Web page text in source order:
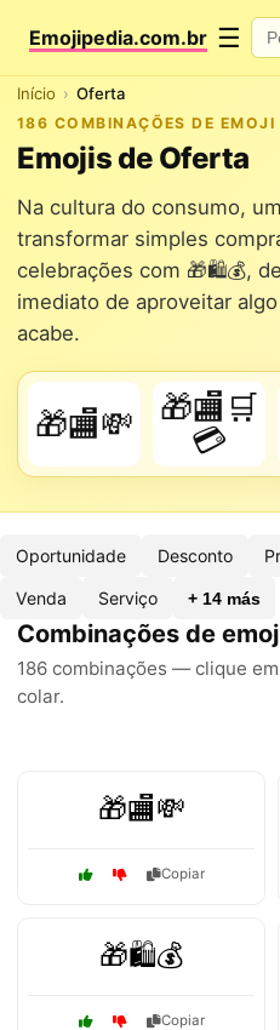
Emojipedia.com.br ☰
Início Oferta
186 COMBINAÇÕES DE EMOJI
Emojis de Oferta
Na cultura do consumo,
transformar simples
celebrações com 🎁🛍️💰,
imediato de aproveitar
acabe.
🎁🏬💸
🎁🏬🛒
💳
Oportunidade Desconto
Venda Serviço + 14 más
Combinações de
186 combinações — clique
colar.
🎁🏬💸
Copiar
🎁🛍️💰
Copiar